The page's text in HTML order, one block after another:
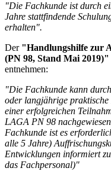
"Die Fachkunde ist durch
Jahre stattfindende
erhalten".
Der "Handlungshilfe zur
(PN 98, Stand Mai 2019)"
entnehmen:
"Die Fachkunde kann
oder langjährige
einer erfolgreichen
LAGA PN 98
Fachkunde ist es
alle 5 Jahre)
Entwicklungen informiert
das Fachpersonal)"